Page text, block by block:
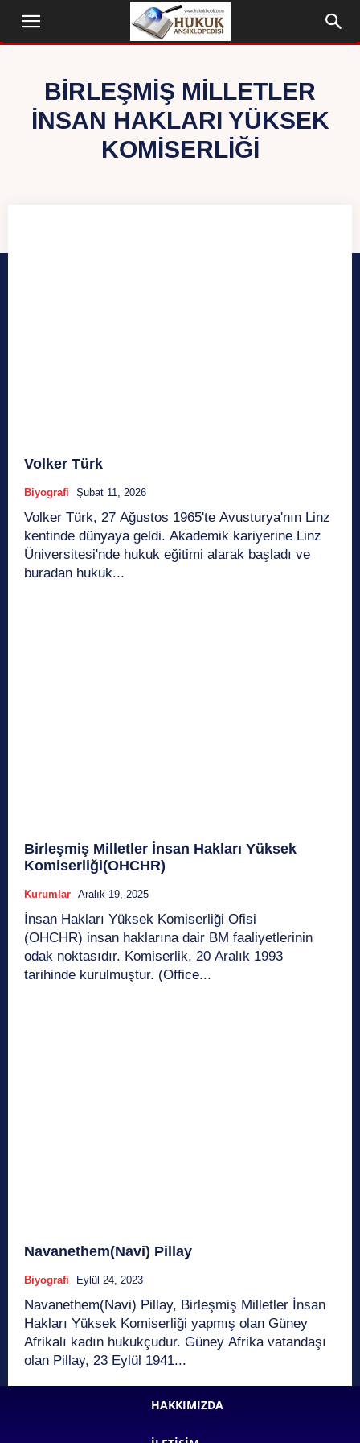
BIRLEŞMIŞ MILLETLER
İNSAN HAKLARI YÜKSEK
KOMISERLIĞI
Volker Türk
Biyografi Şubat 11, 2026
Volker Türk, 27 Ağustos 1965'te Avusturya'nın Linz
kentinde dünyaya geldi. Akademik kariyerine Linz
Üniversitesi'nde hukuk eğitimi alarak başladı ve
buradan hukuk...
Birleşmiş Milletler İnsan Hakları Yüksek
Komiserliği(OHCHR)
Kurumlar Aralık 19, 2025
İnsan Hakları Yüksek Komiserliği Ofisi
(OHCHR) insan haklarına dair BM faaliyetlerinin
odak noktasıdır. Komiserlik, 20 Aralık 1993
tarihinde kurulmuştur. (Office...
Navanethem(Navi) Pillay
Biyografi Eylül 24, 2023
Navanethem(Navi) Pillay, Birleşmiş Milletler İnsan
Hakları Yüksek Komiserliği yapmış olan Güney
Afrikalı kadın hukukçudur. Güney Afrika vatandaşı
olan Pillay, 23 Eylül 1941...
HAKKIMIZDA